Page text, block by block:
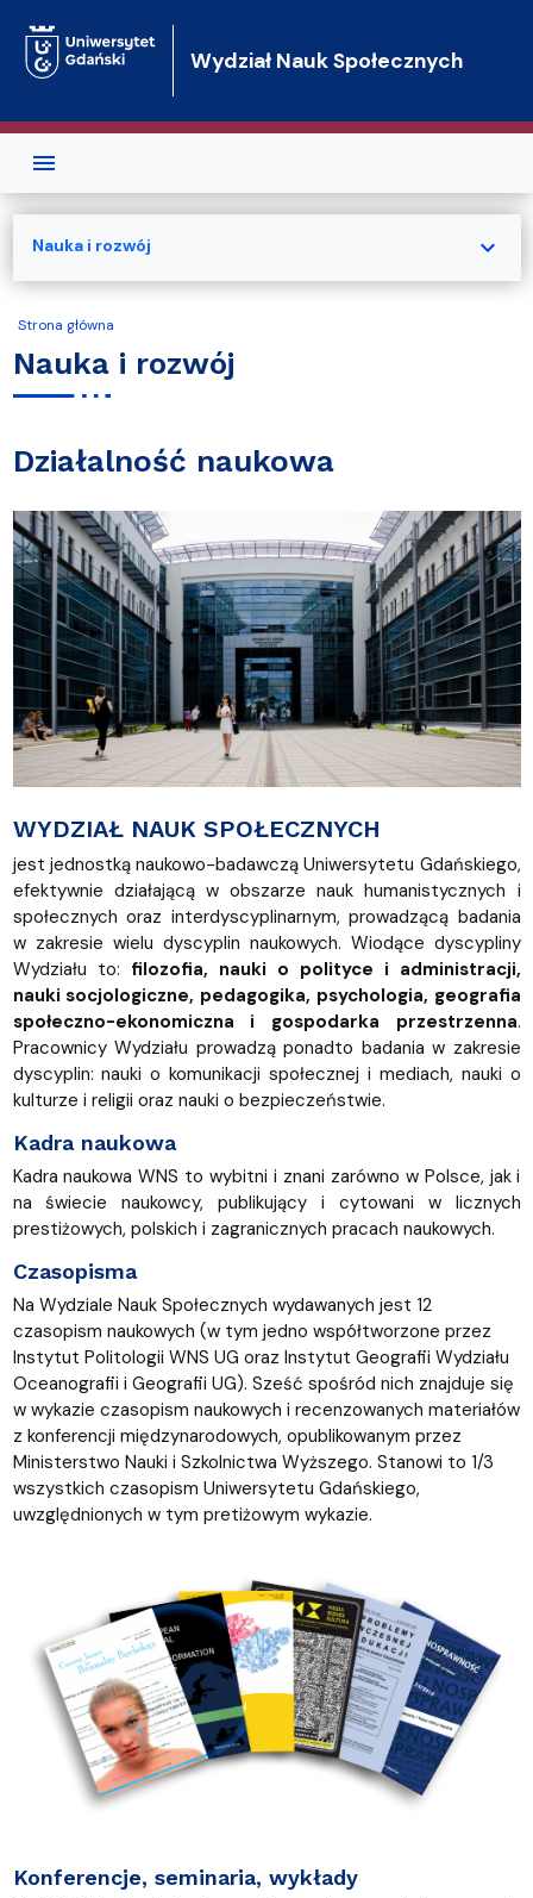
Wydział Nauk Społecznych
Strona główna
Nauka i rozwój
Działalność naukowa
WYDZIAŁ NAUK SPOŁECZNYCH
jest jednostką naukowo-badawczą Uniwersytetu Gdańskiego,
efektywnie działającą w obszarze nauk humanistycznych i
społecznych oraz interdyscyplinarnym, prowadzącą badania
w zakresie wielu dyscyplin naukowych. Wiodące dyscypliny
Wydziału to: filozofia, nauki o polityce i administracji,
nauki socjologiczne, pedagogika, psychologia, geografia
społeczno-ekonomiczna i gospodarka przestrzenna.
Pracownicy Wydziału prowadzą ponadto badania w zakresie
dyscyplin: nauki o komunikacji społecznej i mediach, nauki o
kulturze i religii oraz nauki o bezpieczeństwie.
Kadra naukowa
Kadra naukowa WNS to wybitni i znani zarówno w Polsce, jak i
na świecie naukowcy, publikujący i cytowani w licznych
prestiżowych, polskich i zagranicznych pracach naukowych.
Czasopisma
Na Wydziale Nauk Społecznych wydawanych jest 12
czasopism naukowych (w tym jedno współtworzone przez
Instytut Politologii WNS UG oraz Instytut Geografii Wydziału
Oceanografii i Geografii UG). Sześć spośród nich znajduje się
w wykazie czasopism naukowych i recenzowanych materiałów
z konferencji międzynarodowych, opublikowanym przez
Ministerstwo Nauki i Szkolnictwa Wyższego. Stanowi to 1/3
wszystkich czasopism Uniwersytetu Gdańskiego,
uwzględnionych w tym pretiżowym wykazie.
Konferencje, seminaria, wykłady
Nauka i rozwój expand_more